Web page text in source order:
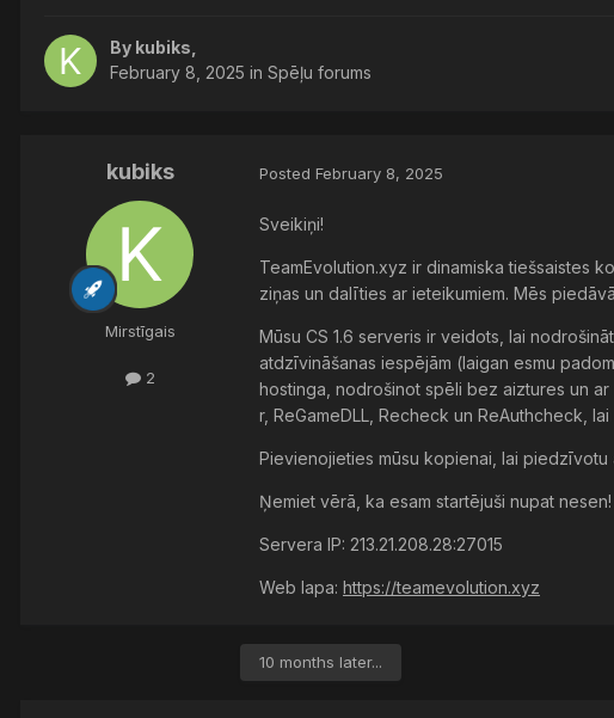
By kubiks
February 8, 2025 in Spēļu forums
kubiks
Mirstīgais
2
Posted February 8, 2025
Sveikiņi!
TeamEvolution.xyz ir dinamiska tiešsaistes
ziņas un dalīties ar ieteikumiem. Mēs
Mūsu CS 1.6 serveris ir veidots, lai
atdzīvināšanas iespējām (laigan esmu
hostinga, nodrošinot spēli bez aiztures un
r, ReGameDLL, Recheck un ReAuthcheck,
Pievienojieties mūsu kopienai, lai
Ņemiet vērā, ka esam startējuši nupat nesen!
Servera IP: 213.21.208.28:27015
Web lapa: https://teamevolution.xyz
10 months later...